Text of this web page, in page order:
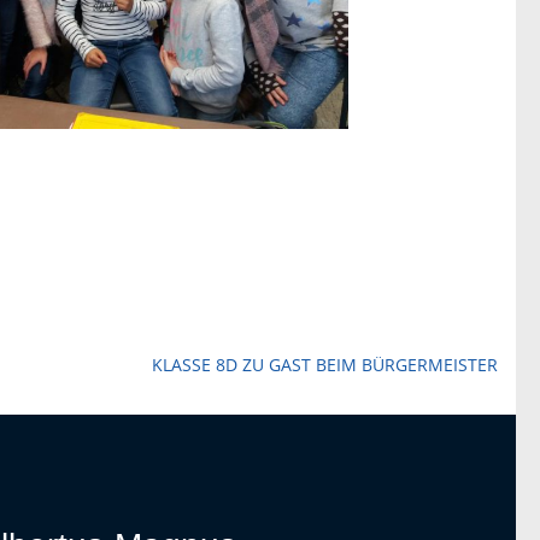
KLASSE 8D ZU GAST BEIM BÜRGERMEISTER